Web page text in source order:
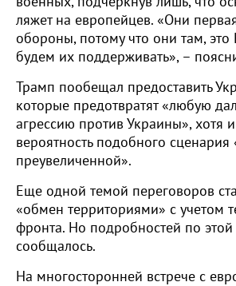
ляжет на европейцев. «Они
обороны, потому что они там,
будем их поддерживать», –
Трамп пообещал предоставить
которые предотвратят «любую
агрессию против Украины», хотя
вероятность подобного сценария
преувеличенной».
Еще одной темой переговоров
«обмен территориями» с учетом
фронта. Но подробностей по
сообщалось.
На многосторонней встрече с